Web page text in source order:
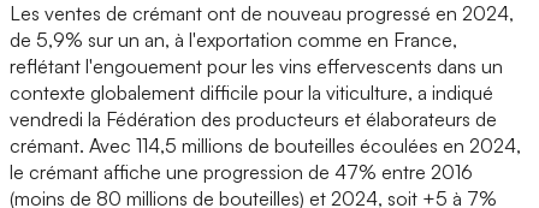
Les ventes de crémant ont de nouveau progressé en 2024,
de 5,9% sur un an, à l'exportation comme en France,
reflétant l'engouement pour les vins effervescents dans un
contexte globalement difficile pour la viticulture, a indiqué
vendredi la Fédération des producteurs et élaborateurs de
crémant. Avec 114,5 millions de bouteilles écoulées en 2024,
le crémant affiche une progression de 47% entre 2016
(moins de 80 millions de bouteilles) et 2024, soit +5 à 7%